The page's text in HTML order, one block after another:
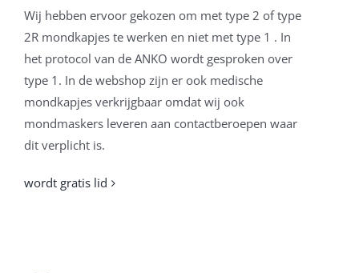
Wij hebben ervoor gekozen om met type 2 of type
2R mondkapjes te werken en niet met type 1 . In
het protocol van de ANKO wordt gesproken over
type 1. In de webshop zijn er ook medische
mondkapjes verkrijgbaar omdat wij ook
mondmaskers leveren aan contactberoepen waar
dit verplicht is.
wordt gratis lid